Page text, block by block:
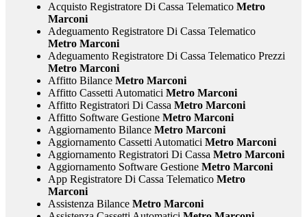
Acquisto Registratore Di Cassa TelematicoMetro
Marconi
Adeguamento Registratore Di Cassa Telematico
Metro Marconi
Adeguamento Registratore Di Cassa Telematico Prezzi
Metro Marconi
Affitto BilanceMetro Marconi
Affitto Cassetti Automatici Metro Marconi
Affitto Registratori Di Cassa Metro Marconi
Affitto Software GestioneMetro Marconi
Aggiornamento BilanceMetro Marconi
Aggiornamento Cassetti Automatici Metro Marconi
Aggiornamento Registratori Di Cassa Metro Marconi
Aggiornamento Software GestioneMetro Marconi
App Registratore Di Cassa TelematicoMetro
Marconi
Assistenza BilanceMetro Marconi